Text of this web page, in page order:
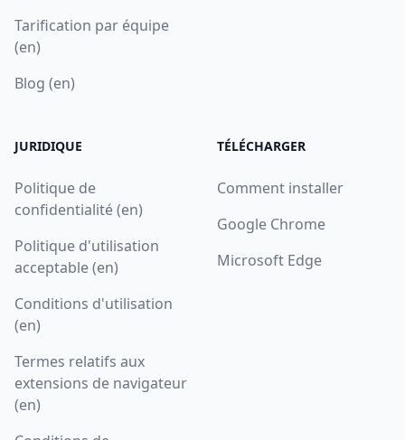
Tarification par équipe
(en)
Blog (en)
JURIDIQUE
Politique de
confidentialité (en)
Politique d'utilisation
acceptable (en)
Conditions d'utilisation
(en)
Termes relatifs aux
extensions de navigateur
(en)
TÉLÉCHARGER
Comment installer
Google Chrome
Microsoft Edge